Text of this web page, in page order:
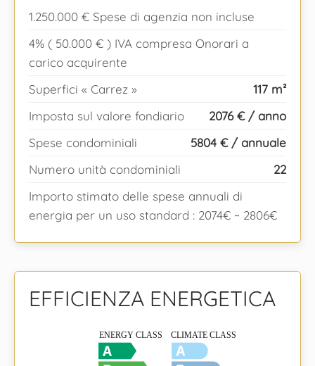
1.250.000 € Spese di agenzia non incluse
4% ( 50.000 € ) IVA compresa Onorari a
carico acquirente
Superfici « Carrez »
117 m²
Imposta sul valore fondiario
2076 € / anno
Spese condominiali
5804 € / annuale
Numero unità condominiali
22
Importo stimato delle spese annuali di
energia per un uso standard : 2074€ ~ 2806€
EFFICIENZA ENERGETICA